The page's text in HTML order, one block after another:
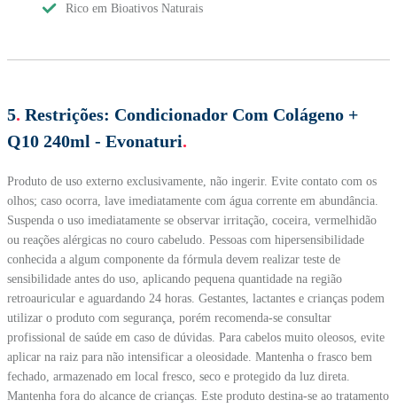
Rico em Bioativos Naturais
5. Restrições: Condicionador Com Colágeno +
Q10 240ml - Evonaturi.
Produto de uso externo exclusivamente, não ingerir. Evite contato com os
olhos; caso ocorra, lave imediatamente com água corrente em abundância.
Suspenda o uso imediatamente se observar irritação, coceira, vermelhidão
ou reações alérgicas no couro cabeludo. Pessoas com hipersensibilidade
conhecida a algum componente da fórmula devem realizar teste de
sensibilidade antes do uso, aplicando pequena quantidade na região
retroauricular e aguardando 24 horas. Gestantes, lactantes e crianças podem
utilizar o produto com segurança, porém recomenda-se consultar
profissional de saúde em caso de dúvidas. Para cabelos muito oleosos, evite
aplicar na raiz para não intensificar a oleosidade. Mantenha o frasco bem
fechado, armazenado em local fresco, seco e protegido da luz direta.
Mantenha fora do alcance de crianças. Este produto destina-se ao tratamento